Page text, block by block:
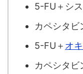
5-FU＋シ
カペシタビ
5-FU＋ オ
カペシタビ